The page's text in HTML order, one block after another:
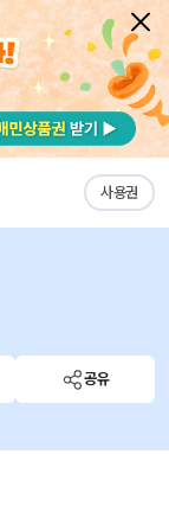
사용권
공유